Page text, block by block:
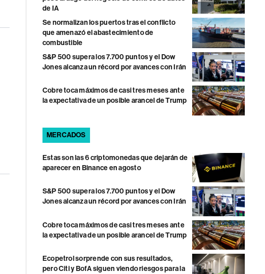
de IA
Se normalizan los puertos tras el conflicto
que amenazó el abastecimiento de
combustible
S&P 500 supera los 7.700 puntos y el Dow
Jones alcanza un récord por avances con Irán
Cobre toca máximos de casi tres meses ante
la expectativa de un posible arancel de Trump
MERCADOS
Estas son las 6 criptomonedas que dejarán de
aparecer en Binance en agosto
S&P 500 supera los 7.700 puntos y el Dow
Jones alcanza un récord por avances con Irán
Cobre toca máximos de casi tres meses ante
la expectativa de un posible arancel de Trump
Ecopetrol sorprende con sus resultados,
pero Citi y BofA siguen viendo riesgos para la